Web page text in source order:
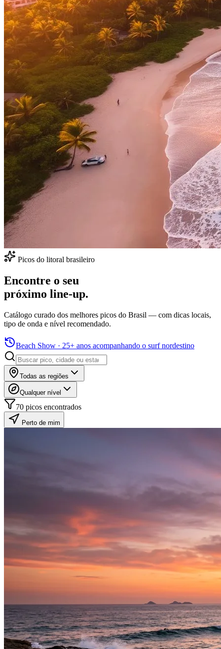
Picos do litoral brasileiro
Encontre o seu
próximo line-up.
Catálogo curado dos melhores picos do Brasil — com dicas locais,
tipo de onda e nível recomendado.
Beach Show · 25+ anos acompanhando o surf nordestino
Todas as regiões
Qualquer nível
70 picos encontrados
Perto de mim